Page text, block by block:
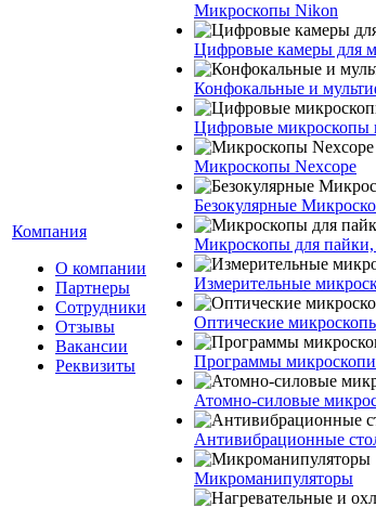
Компания
О компании
Партнеры
Сотрудники
Отзывы
Вакансии
Реквизиты
Микроскопы Nikon
Цифровые камеры для
Конфокальные и
Цифровые микроскопы
Микроскопы Nexcope
Безокулярные
Микроскопы для
Измерительные
Оптические
Программы
Атомно-силовые
Антивибрационные
Микроманипуляторы